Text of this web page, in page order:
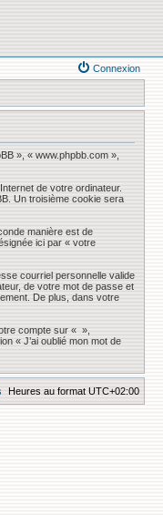
Connexion
», « www.phpbb.com »,
de votre ordinateur.
Un troisième cookie sera
manière est de
ici par « votre
courriel personnelle valide
de votre mot de passe et
De plus, dans votre
compte sur « »,
« J’ai oublié mon mot de
Heures au format UTC+02:00